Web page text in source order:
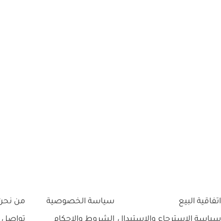
اتفاقية البيع
سياسة الخصوصية
من